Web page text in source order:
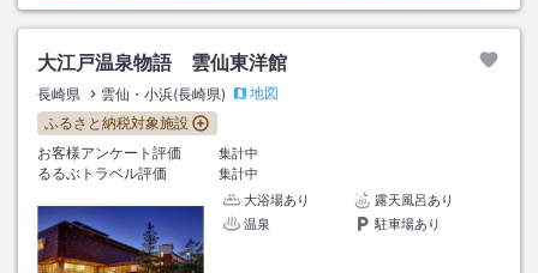
大江戸温泉物語 雲仙東洋館
長崎県 雲仙・小浜(長崎県)
地図
ふるさと納税対象施設
お客様アンケート評価
集計中
るるぶトラベル評価
集計中
大浴場あり
露天風呂あり
温泉
駐車場あり